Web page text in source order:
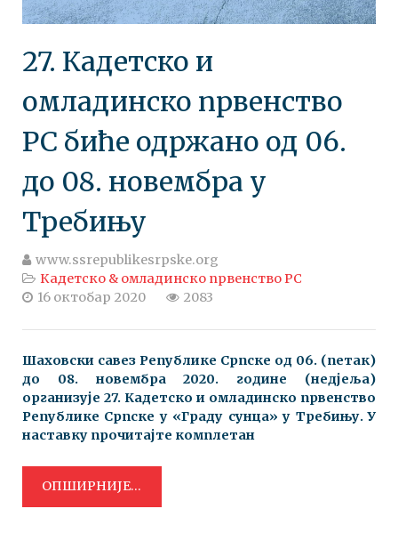
27. Кадетско и
омладинско првенство
РС биће одржано од 06.
до 08. новембра у
Требињу
www.ssrepublikesrpske.org
Кадетско & омладинско првенство РС
16 октобар 2020
2083
Шаховски савез Републике Српске oд 06. (петак)
до 08. новембра 2020. године (недјеља)
организује 27. Кадетско и омладинско првенство
Републике Српске у «Граду сунца» у Требињу. У
наставку прочитајте комплетан
ОПШИРНИЈЕ...